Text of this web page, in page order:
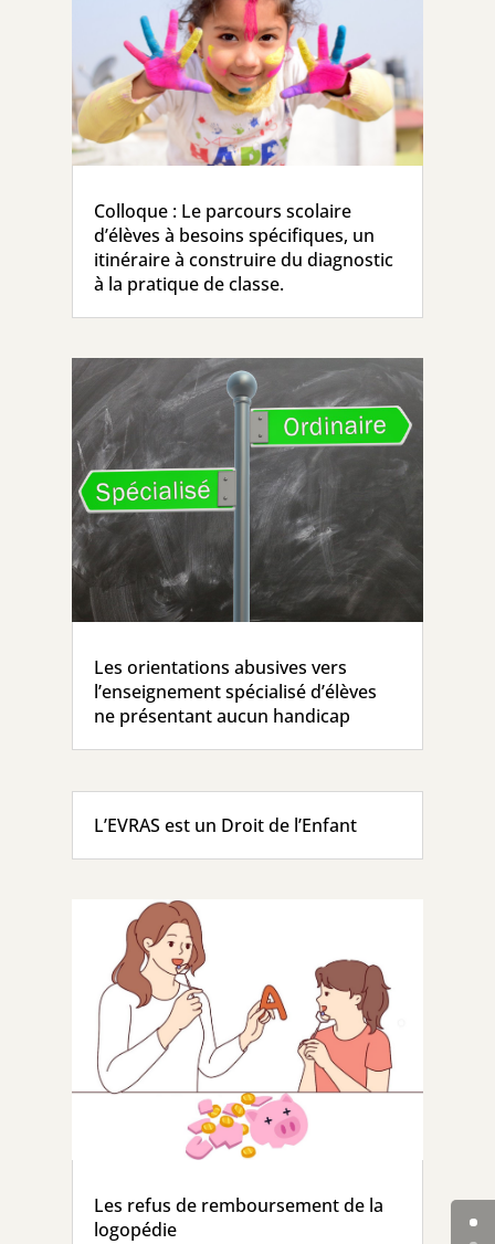
Colloque : Le parcours scolaire
d’élèves à besoins spécifiques, un
itinéraire à construire du diagnostic
à la pratique de classe.
Les orientations abusives vers
l’enseignement spécialisé d’élèves
ne présentant aucun handicap
L’EVRAS est un Droit de l’Enfant
Les refus de remboursement de la
logopédie